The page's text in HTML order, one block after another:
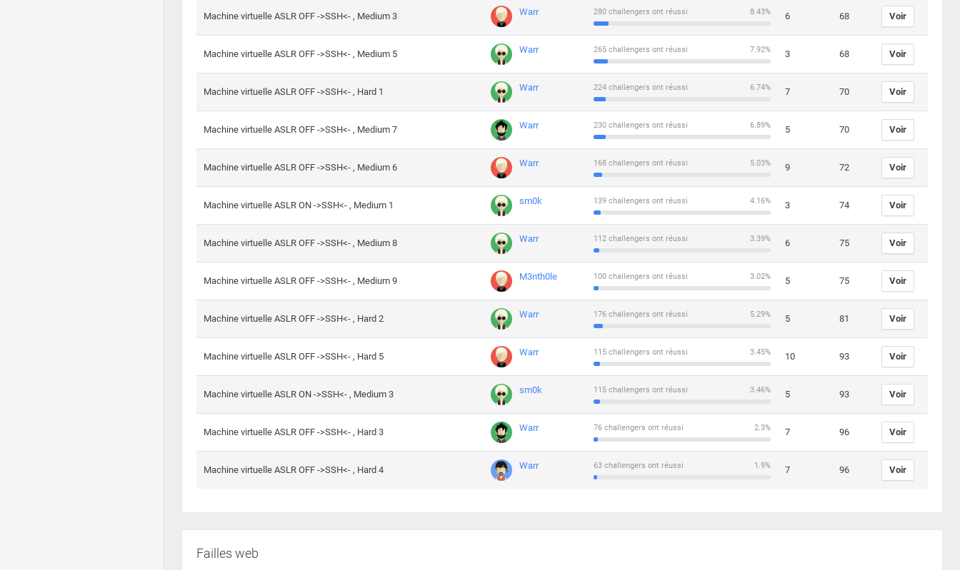
Machine virtuelle ASLR OFF ->SSH<- , Medium 3 Warr 8.43%
280 challengers ont réussi 6 68 Voir
Machine virtuelle ASLR OFF ->SSH<- , Medium 5 Warr 7.92%
265 challengers ont réussi 3 68 Voir
Machine virtuelle ASLR OFF ->SSH<- , Hard 1 Warr 6.74%
224 challengers ont réussi 7 70 Voir
Machine virtuelle ASLR OFF ->SSH<- , Medium 7 Warr 6.89%
230 challengers ont réussi 5 70 Voir
Machine virtuelle ASLR OFF ->SSH<- , Medium 6 Warr 5.03%
168 challengers ont réussi 9 72 Voir
Machine virtuelle ASLR ON ->SSH<- , Medium 1 sm0k 4.16%
139 challengers ont réussi 3 74 Voir
Machine virtuelle ASLR OFF ->SSH<- , Medium 8 Warr 3.39%
112 challengers ont réussi 6 75 Voir
Machine virtuelle ASLR OFF ->SSH<- , Medium 9 M3nth0le 3.02%
100 challengers ont réussi 5 75 Voir
Machine virtuelle ASLR OFF ->SSH<- , Hard 2 Warr 5.29%
176 challengers ont réussi 5 81 Voir
Machine virtuelle ASLR OFF ->SSH<- , Hard 5 Warr 3.45%
115 challengers ont réussi 10 93 Voir
Machine virtuelle ASLR ON ->SSH<- , Medium 3 sm0k 3.46%
115 challengers ont réussi 5 93 Voir
Machine virtuelle ASLR OFF ->SSH<- , Hard 3 Warr 2.3%
76 challengers ont réussi 7 96 Voir
Machine virtuelle ASLR OFF ->SSH<- , Hard 4 Warr 1.9%
63 challengers ont réussi 7 96 Voir
Failles web